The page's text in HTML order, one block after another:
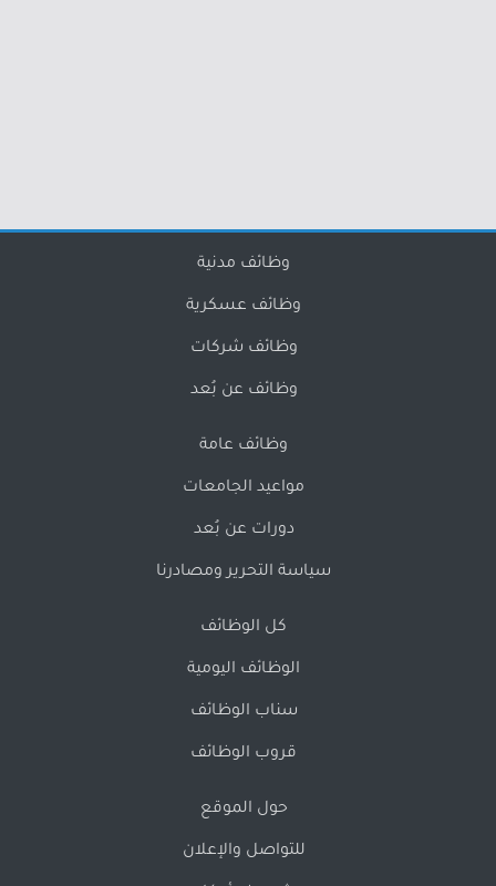
وظائف مدنية
وظائف عسكرية
وظائف شركات
وظائف عن بُعد
وظائف عامة
مواعيد الجامعات
دورات عن بُعد
سياسة التحرير ومصادرنا
كل الوظائف
الوظائف اليومية
سناب الوظائف
قروب الوظائف
حول الموقع
للتواصل والإعلان